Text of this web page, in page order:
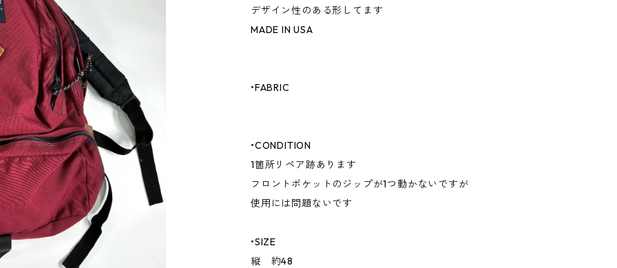
デザイン性のある形してます
MADE IN USA
•FABRIC
•CONDITION
1箇所リペア跡あります
フロントポケットのジップが1つ動かないですが
使用には問題ないです
•SIZE
縦 約48